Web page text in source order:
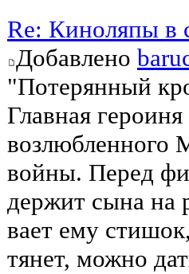
Re: Киноляпы в
Добавлено
"Потерянный
Главная
возлюбленного
войны. Перед
держит сына на
вает ему
тянет, можно